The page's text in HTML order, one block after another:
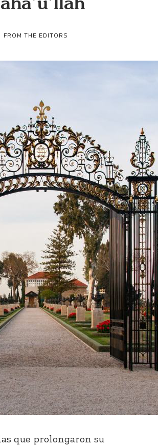
FROM THE EDITORS
que prolongaron su